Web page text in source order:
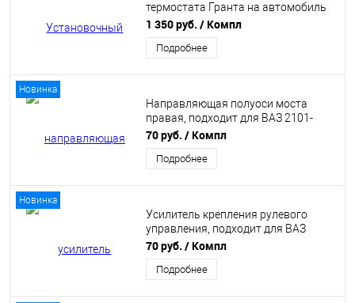
термостата Гранта на автомобиль
ВАЗ 2101-2107, Нива 8v PBK
1 350 руб. / Компл
Подробнее
Новинка
Направляющая полуоси моста
правая, подходит для ВАЗ 2101-
2107 (21010-2401024-00)
70 руб. / Компл
Подробнее
Новинка
Усилитель крепления рулевого
управления, подходит для ВАЗ
2101-2107 (21010-5301198-00)
70 руб. / Компл
Подробнее